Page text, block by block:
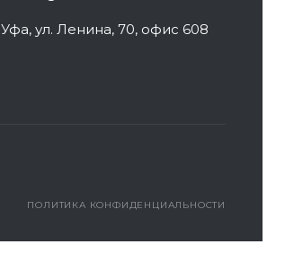
Уфа, ул. Ленина, 70, офис 608
ПОЛИТИКА КОНФИДЕНЦИАЛЬНОСТИ